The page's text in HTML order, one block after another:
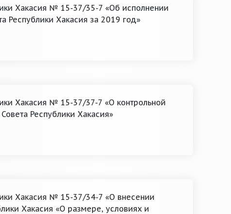
Хакасия № 15-37/35-7 «Об исполнении
Республики Хакасия за 2019 год»
Хакасия № 15-37/37-7 «О контрольной
Республики Хакасия»
Хакасия № 15-37/34-7 «О внесении
Хакасия «О размере, условиях и